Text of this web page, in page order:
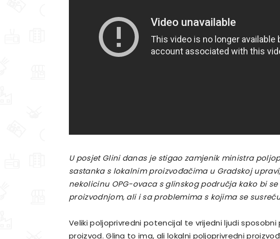
U posjet Glini danas je stigao zamjenik ministra
sastanka s lokalnim proizvođačima u Gradskoj
nekolicinu OPG-ovaca s glinskog područja kako bi
proizvodnjom, ali i sa problemima s kojima se
Veliki poljoprivredni potencijal te vrijedni ljudi
proizvod. Glina to ima, ali lokalni poljoprivredni